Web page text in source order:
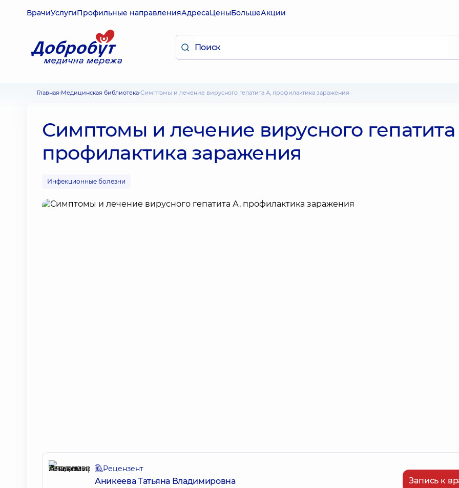
ВрачиУслугиПрофильные направленияАдресаЦеныБольшеАкции
Главная Медицинская библиотека Симптомы и лечение вирусного гепатита А, профилактика заражения
Симптомы и лечение вирусного
профилактика заражения
Инфекционные болезни
Рецензент
Аникеева Татьяна Владимировна Запись к